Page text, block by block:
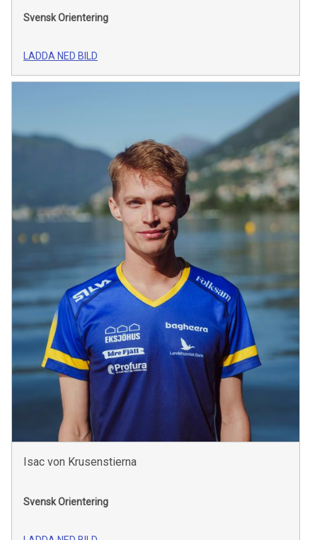
Svensk Orientering
LADDA NED BILD
Isac von Krusenstierna
Svensk Orientering